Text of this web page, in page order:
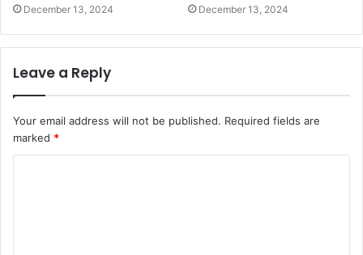
December 13, 2024 December 13, 2024
Leave a Reply
Your email address will not be published. Required fields are
marked *